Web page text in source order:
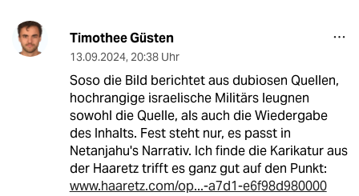
Timothee Güsten
13.09.2024, 20:38 Uhr
Soso die Bild berichtet aus dubiosen Quellen,
hochrangige israelische Militärs leugnen
sowohl die Quelle, als auch die Wiedergabe
des Inhalts. Fest steht nur, es passt in
Netanjahu's Narrativ. Ich finde die Karikatur aus
der Haaretz trifft es ganz gut auf den Punkt:
www.haaretz.com/op...-a7d1-e6f98d980000